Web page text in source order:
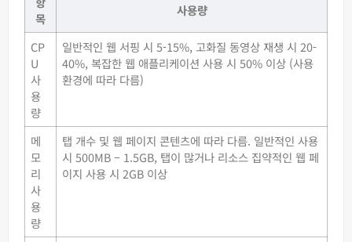
목
사용량
CP
U
사
용
량
일반적인 웹 서핑 시 5-15%, 고화질 동영상 재생 시 20-
40%, 복잡한 웹 애플리케이션 사용 시 50% 이상 (사용
환경에 따라 다름)
메
모
리
사
용
량
탭 개수 및 웹 페이지 콘텐츠에 따라 다름. 일반적인 사용
시 500MB – 1.5GB, 탭이 많거나 리소스 집약적인 웹 페
이지 사용 시 2GB 이상